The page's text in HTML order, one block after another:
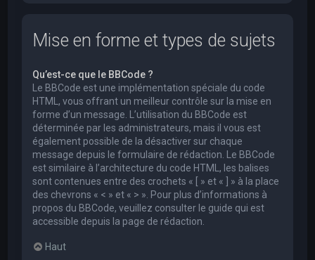
Mise en forme et types de sujets
Qu’est-ce que le BBCode ?
Le BBCode est une implémentation spéciale du code
HTML, vous offrant un meilleur contrôle sur la mise en
forme d’un message. L’utilisation du BBCode est
déterminée par les administrateurs, mais il vous est
également possible de la désactiver sur chaque
message depuis le formulaire de rédaction. Le BBCode
est similaire à l’architecture du code HTML, les balises
sont contenues entre des crochets « [ » et « ] » à la place
des chevrons « < » et « > ». Pour plus d’informations à
propos du BBCode, veuillez consulter le guide qui est
accessible depuis la page de rédaction.
Haut